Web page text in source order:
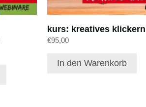
kurs: kreatives klickern
€95,00
In den Warenkorb